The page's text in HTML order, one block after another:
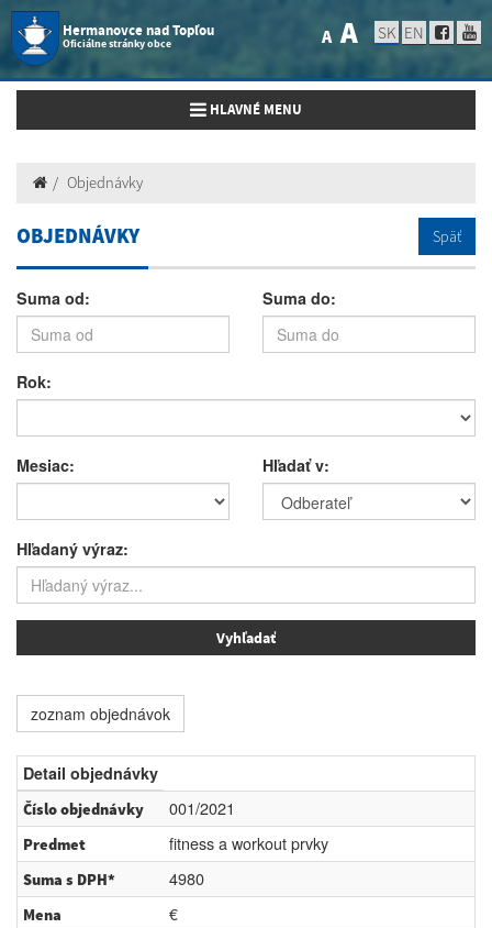
Hermanovce nad Topľou
Oficiálne stránky obce A A SK EN
Toggle navigation
HLAVNÉ MENU
Objednávky
OBJEDNÁVKY Späť
Suma od: Suma do:
Rok:
Mesiac: Hľadať v:
Hľadaný výraz:
zoznam objednávok
Detail objednávky
Číslo objednávky 001/2021
Predmet fitness a workout prvky
Suma s DPH* 4980
Mena €